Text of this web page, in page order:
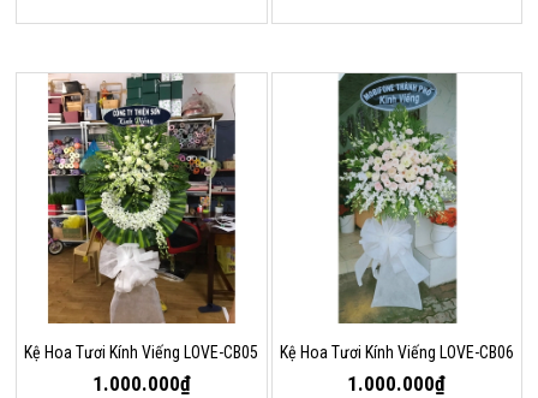
Kệ Hoa Tươi Kính Viếng LOVE-CB05
1.000.000₫
Kệ Hoa Tươi Kính Viếng LOVE-CB06
1.000.000₫